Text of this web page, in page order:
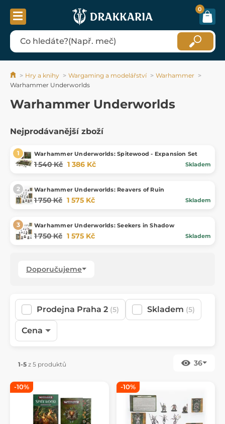
0
Hry a knihy Wargaming a modelářství
Warhammer
Warhammer Underworlds
Warhammer Underworlds
Nejprodávanější zboží
Warhammer Underworlds: Spitewood - Expansion Set
1 540 Kč 1 386 Kč Skladem
Warhammer Underworlds: Reavers of Ruin
1 750 Kč 1 575 Kč Skladem
Warhammer Underworlds: Seekers in Shadow
1 750 Kč 1 575 Kč Skladem
Doporučujeme
Prodejna Praha 2 (5) Skladem (5)
Cena
1-5 z 5 produktů 36
-10% -10%